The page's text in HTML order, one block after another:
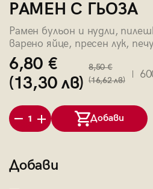
РАМЕН С ГЬОЗА
Рамен бульон и нудли,
варено яйце, пресен лук,
6,80 €
(13,30 лв)
8,50 €
(16,62 лв)
1 Добави
Добави